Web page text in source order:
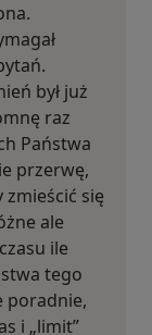
był już
raz
Państwa
przerwę,
się
ale
ile
tego
poradnie,
i „limit”